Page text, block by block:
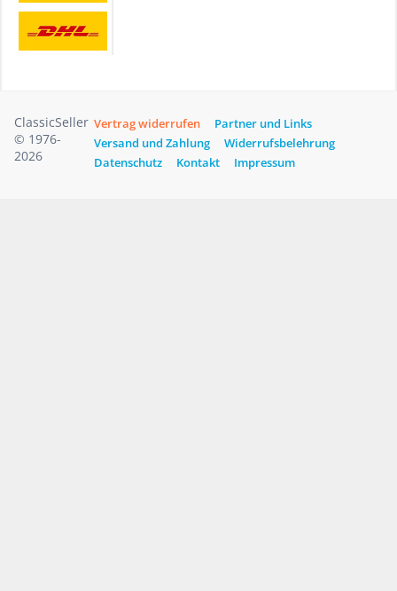
ClassicSeller
© 1976-
2026
Vertrag widerrufen
Partner und Links
Versand und Zahlung
Widerrufsbelehrung
Datenschutz
Kontakt Impressum